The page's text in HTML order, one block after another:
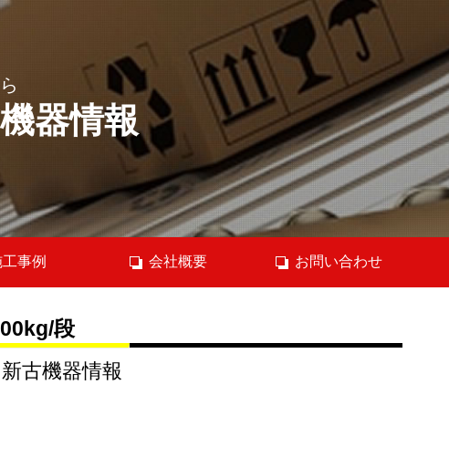
器情報
事例 会社概要 お問い合わせ
段
古機器情報